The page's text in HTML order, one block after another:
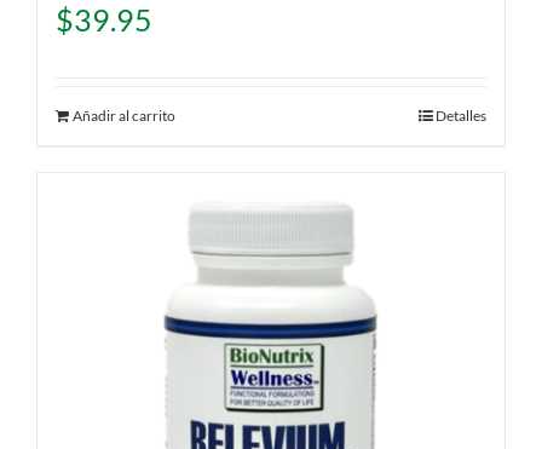
$39.95
Añadir al carrito Detalles